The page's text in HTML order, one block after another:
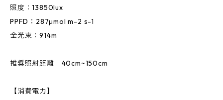
照度：13850lux
PPFD：287μmol m-2 s-1
全光束：914m
推奨照射距離 40cm~150cm
【消費電力】